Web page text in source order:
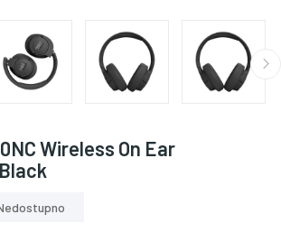
Wireless On Ear